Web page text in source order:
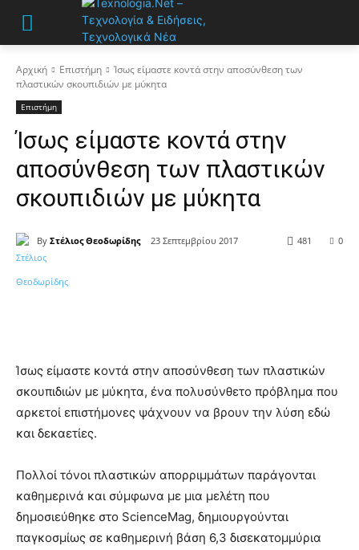
Αρχική Επιστήμη
Ίσως είμαστε κοντά στην αποσύνθεση των
πλαστικών σκουπιδιών με μύκητα
Επιστήμη
Ίσως είμαστε κοντά στην
αποσύνθεση των πλαστικών
σκουπιδιών με μύκητα
By Στέλιος Θεοδωρίδης 23 Σεπτεμβρίου 2017 0
481
Ίσως είμαστε κοντά στην αποσύνθεση των πλαστικών
σκουπιδιών με μύκητα, ένα πολυσύνθετο πρόβλημα που
αρκετοί επιστήμονες ψάχνουν να βρουν την λύση εδώ
και δεκαετίες.
Πολλοί τόνοι πλαστικών απορριμμάτων παράγονται
καθημερινά και σύμφωνα με μια μελέτη που
δημοσιεύθηκε στο ScienceMag, δημιουργούνται
παγκοσμίως σε καθημερινή βάση 6,3 δισεκατομμύρια